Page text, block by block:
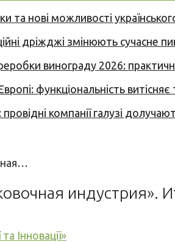
та нові можливості
дріжджі змінюють сучасне
винограду 2026:
функціональність
компанії галузі
индустрия».
Інновації»